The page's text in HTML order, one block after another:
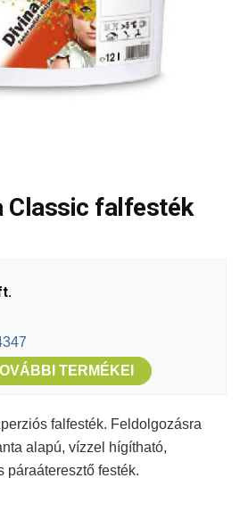
Classic falfesték
TERMÉKEI
falfesték. Feldolgozásra
alapú, vízzel hígítható,
páraáteresztő festék.